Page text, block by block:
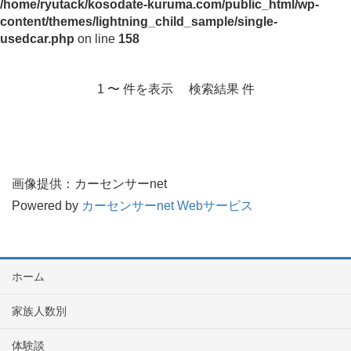
/home/ryutack/kosodate-kuruma.com/public_html/wp-
content/themes/lightning_child_sample/single-
usedcar.php on line 158
1 〜 件を表示 検索結果 件
画像提供：カーセンサーnet
Powered by カーセンサーnet Webサービス
ホーム
家族人数別
体験談